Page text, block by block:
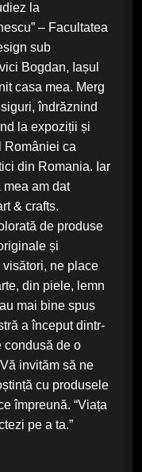
la
– Facultatea
sub
Bogdan, Iașul
casa mea. Merg
îndrăznind
la expoziții și
României ca
din Romania. Iar
am dat
& crafts.
de produse
și
ne place
din piele, lemn
mai bine spus
a început dintr-
condusă de o
invităm să ne
cu produsele
împreună. “Viața
pe a ta.”